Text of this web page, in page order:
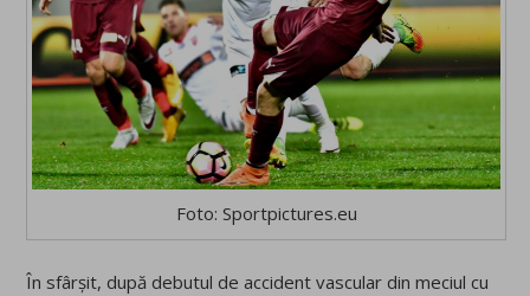
Foto: Sportpictures.eu
În sfârșit, după debutul de accident vascular din meciul cu